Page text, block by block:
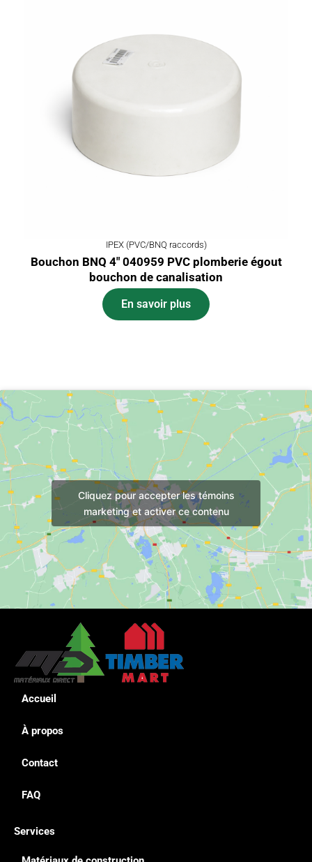
IPEX (PVC/BNQ raccords)
Bouchon BNQ 4″ 040959 PVC plomberie égout
bouchon de canalisation
En savoir plus
Cliquez pour accepter les témoins
marketing et activer ce contenu
Accueil
À propos
Contact
FAQ
Services